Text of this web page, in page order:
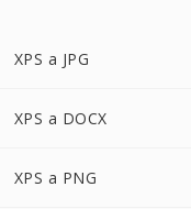
XPS a JPG
XPS a DOCX
XPS a PNG